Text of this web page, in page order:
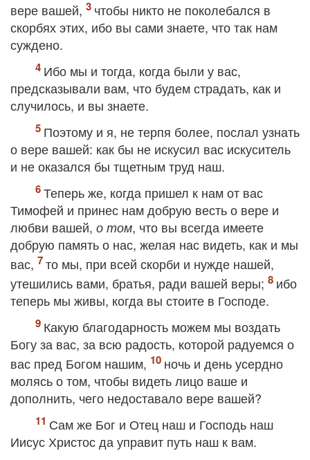
вере вашей,
чтобы никто не поколебался в
скорбях этих, ибо вы сами знаете, что так нам
суждено.
Ибо мы и тогда, когда были у вас,
предсказывали вам, что будем страдать, как и
случилось, и вы знаете.
Поэтому и я, не терпя более, послал узнать
о вере вашей: как бы не искусил вас искуситель
и не оказался бы тщетным труд наш.
Теперь же, когда пришел к нам от вас
Тимофей и принес нам добрую весть о вере и
любви вашей, о том, что вы всегда имеете
добрую память о нас, желая нас видеть, как и мы
вас,
то мы, при всей скорби и нужде нашей,
утешились вами, братья, ради вашей веры;
ибо
теперь мы живы, когда вы стоите в Господе.
Какую благодарность можем мы воздать
Богу за вас, за всю радость, которой радуемся о
вас пред Богом нашим,
ночь и день усердно
молясь о том, чтобы видеть лицо ваше и
дополнить, чего недоставало вере вашей?
Сам же Бог и Отец наш и Господь наш
Иисус Христос да управит путь наш к вам.